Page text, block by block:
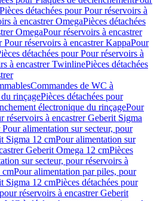
Pièces détachées pour Pour réservoirs à
à encastrer OmegaPièces détachées
OmegaPour réservoirs à encastrer
Pour réservoirs à encastrer KappaPour
détachées pour Pour réservoirs à
à encastrer TwinlinePièces détachées
Commandes de WC à
rinçagePièces détachées pour
électronique du rinçagePour
réservoirs à encastrer Geberit Sigma
Pour alimentation sur secteur, pour
Sigma 12 cmPour alimentation sur
Geberit Omega 12 cmPièces
sur secteur, pour réservoirs à
cmPour alimentation par piles, pour
Sigma 12 cmPièces détachées pour
réservoirs à encastrer Geberit